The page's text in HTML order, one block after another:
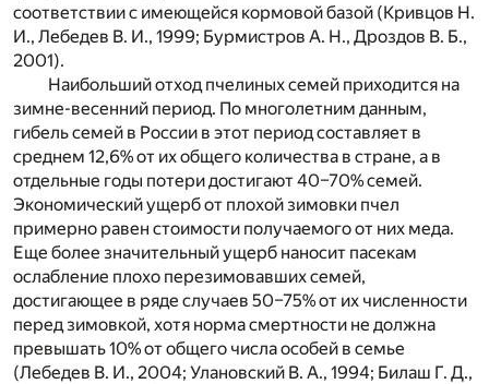
соответствии с имеющейся кормовой базой (Кривцов Н.
И., Лебедев В. И., 1999; Бурмистров А. Н., Дроздов В. Б.,
2001).
Наибольший отход пчелиных семей приходится на
зимне-весенний период. По многолетним данным,
гибель семей в России в этот период составляет в
среднем 12,6% от их общего количества в стране, а в
отдельные годы потери достигают 40–70% семей.
Экономический ущерб от плохой зимовки пчел
примерно равен стоимости получаемого от них меда.
Еще более значительный ущерб наносит пасекам
ослабление плохо перезимовавших семей,
достигающее в ряде случаев 50–75% от их численности
перед зимовкой, хотя норма смертности не должна
превышать 10% от общего числа особей в семье
(Лебедев В. И., 2004; Улановский В. А., 1994; Билаш Г. Д.,